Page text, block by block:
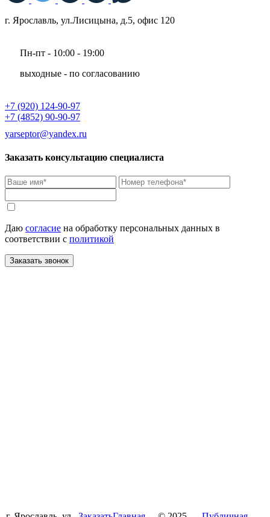
г. Ярославль, ул.Лисицына, д.5, офис 120
Пн-пт - 10:00 - 19:00
выходные - по согласованию
+7 (920) 124-90-97
+7 (4852) 90-90-97
yarseptor@yandex.ru
Заказать консультацию специалиста
Даю согласие на обработку персональных данных в
соответствии с политикой
Заказать звонок